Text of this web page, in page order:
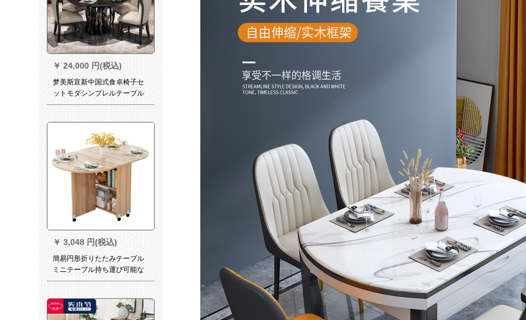
￥ 24,000 円(税込)
梦美斯宣新中国式食卓椅子セ
ットモダシンプレルテーブル
白蝋木純木テーブルレストラ
￥ 3,048 円(税込)
簡易円形折りたたみテーブル
ミニテーブル持ち運び可能な
ホイール付き長方形シンプロ
圆角